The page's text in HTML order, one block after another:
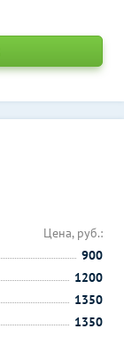
Цена, руб.:
900
1200
1350
1350